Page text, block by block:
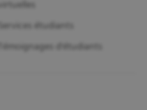
virtuelles
Services étudiants
Témoignages d'étudiants